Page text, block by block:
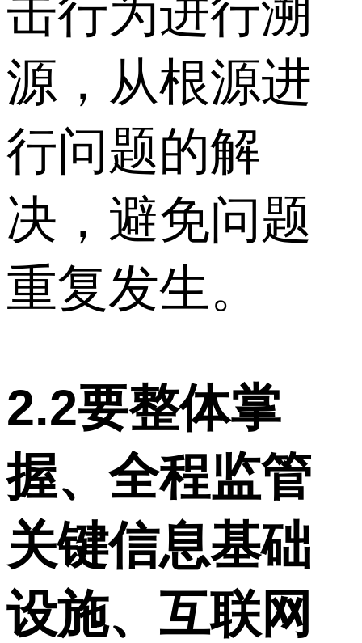
击行为进行溯
源，从根源进
行问题的解
决，避免问题
重复发生。
2.2要整体掌
握、全程监管
关键信息基础
设施、互联网